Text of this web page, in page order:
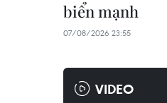
biển mạnh
07/08/2026 23:55
VIDEO